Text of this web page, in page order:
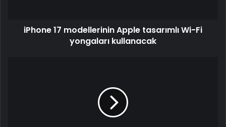
iPhone 17 modellerinin Apple tasarımlı Wi-Fi
yongaları kullanacak